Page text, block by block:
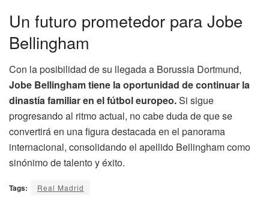
Un futuro prometedor para Jobe
Bellingham
Con la posibilidad de su llegada a Borussia Dortmund,
Jobe Bellingham tiene la oportunidad de continuar la
dinastía familiar en el fútbol europeo.Si sigue
progresando al ritmo actual, no cabe duda de que se
convertirá en una figura destacada en el panorama
internacional, consolidando el apellido Bellingham como
sinónimo de talento y éxito.
Tags: Real Madrid